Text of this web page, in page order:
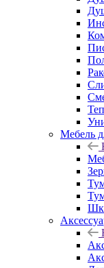
Мебель